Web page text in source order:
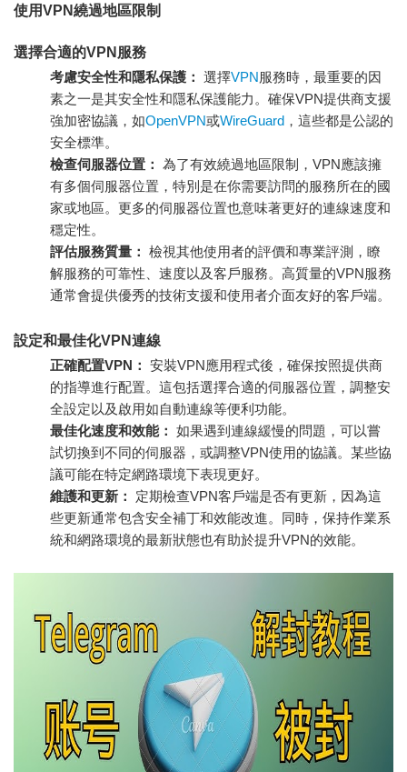
使用VPN繞過地區限制
選擇合適的VPN服務
考慮安全性和隱私保護： 選擇VPN服務時，最重要的因
素之一是其安全性和隱私保護能力。確保VPN提供商支援
強加密協議，如OpenVPN或WireGuard ，這些都是公認的
安全標準。
檢查伺服器位置： 為了有效繞過地區限制，VPN應該擁
有多個伺服器位置，特別是在你需要訪問的服務所在的國
家或地區。更多的伺服器位置也意味著更好的連線速度和
穩定性。
評估服務質量： 檢視其他使用者的評價和專業評測，瞭
解服務的可靠性、速度以及客戶服務。高質量的VPN服務
通常會提供優秀的技術支援和使用者介面友好的客戶端。
設定和最佳化VPN連線
正確配置VPN： 安裝VPN應用程式後，確保按照提供商
的指導進行配置。這包括選擇合適的伺服器位置，調整安
全設定以及啟用如自動連線等便利功能。
最佳化速度和效能： 如果遇到連線緩慢的問題，可以嘗
試切換到不同的伺服器，或調整VPN使用的協議。某些協
議可能在特定網路環境下表現更好。
維護和更新：
定期檢查VPN客戶端是否有更新，因為這
些更新通常包含安全補丁和效能改進。同時，保持作業系
統和網路環境的最新狀態也有助於提升VPN的效能。